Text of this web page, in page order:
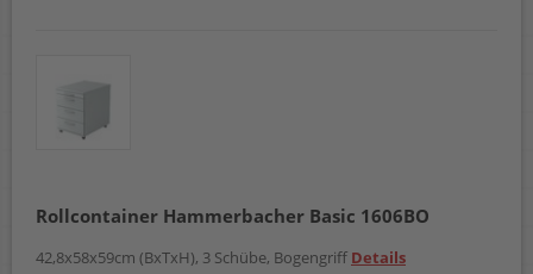
Rollcontainer Hammerbacher Basic 1606BO
42,8x58x59cm (BxTxH), 3 Schübe, Bogengriff Details